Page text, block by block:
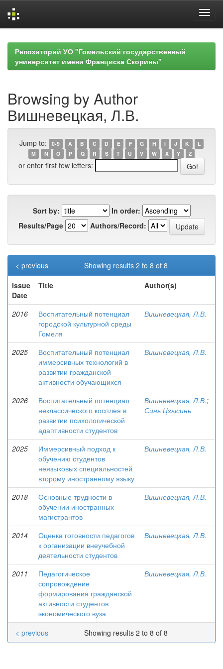
navigationРепозиторий УО "Гомельский государственный
университет имени Франциска Скорины"
Browsing by Author
Вишневецкая, Л.В.
Jump to: 0-9 A B C D E F G H I J K
L
M
N O P Q R S T U V W X Y Z
or enter first few letters:
Sort by:
In order:
Results/Page
Authors/Record:
Showing results 2 to 8 of 8
< previous
Issue
Date
Title Author(s)
2016
Воспитательный потенциал
городской культурной среды
Гомеля
Вишневецкая, Л.В.
2025
Воспитательный потенциал
иммерсивных технологий в
развитии гражданской
активности обучающихся
Вишневецкая, Л.В.
2026
Воспитательный потенциал
неклассического косплея в
развитии психологической
адаптивности студентов
Вишневецкая, Л.В.;
Синь Цзысинь
2025
Иммерсивный подход к
обучению студентов
неязыковых специальностей
второму иностранному языку
Вишневецкая, Л.В.
2018
Основные трудности в
обучении иностранных
магистрантов
Вишневецкая, Л.В.
2014
Оценка готовности педагогов
к организации внеучебной
деятельности студентов
Вишневецкая, Л.В.
2011
Педагогическое
сопровождение
формирования гражданской
активности студентов
экономического вуза
Вишневецкая, Л.В.
Showing results 2 to 8 of 8
< previous